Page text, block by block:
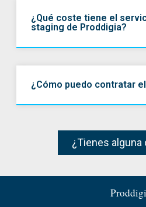
¿Qué coste tiene el
staging de Proddigia?
¿Cómo puedo contratar
¿Tienes alguna